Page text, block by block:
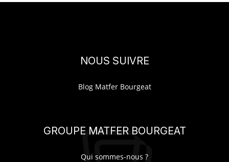
NOUS SUIVRE
Blog Matfer Bourgeat
GROUPE MATFER BOURGEAT
Qui sommes-nous ?